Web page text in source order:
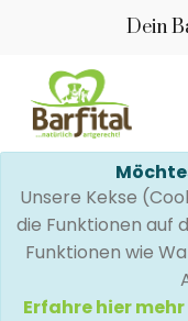
Dein
Unsere Kekse
die Funktionen auf
Funktionen wie
Erfahre hier